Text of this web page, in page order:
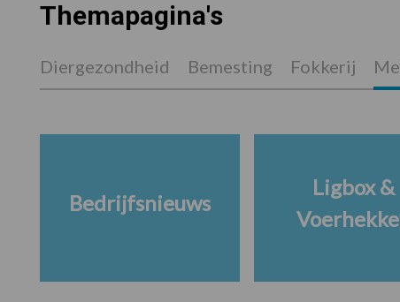
Themapagina's
Diergezondheid Bemesting Fokkerij
Bedrijfsnieuws
Ligbox &